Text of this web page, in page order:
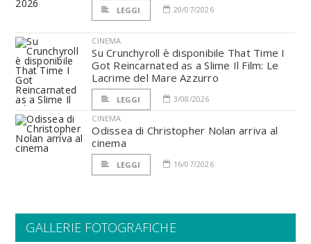
LEGGI 20/07/2026
CINEMA
Su Crunchyroll è disponibile That Time I
Got Reincarnated as a Slime Il Film: Le
Lacrime del Mare Azzurro
LEGGI
3/08/2026
CINEMA
Odissea di Christopher Nolan arriva al
cinema
LEGGI 16/07/2026
GALLERIE FOTOGRAFICHE